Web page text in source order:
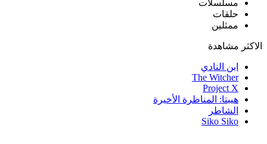
مسلسلات
حلقات
ممثلين
الاكثر مشاهدة
ابن النادي
The Witcher
Project X
هيبتا: المناظرة الأخيرة
الشاطر
Siko Siko